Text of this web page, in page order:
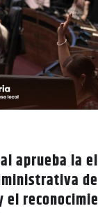
aprueba la
el